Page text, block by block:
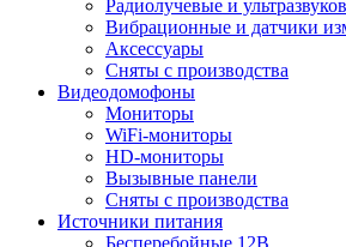
Радиолучевые и
Вибрационные и датчики
Аксессуары
Сняты с производства
Видеодомофоны
Мониторы
WiFi-мониторы
HD-мониторы
Вызывные панели
Сняты с производства
Источники питания
Бесперебойные 12В